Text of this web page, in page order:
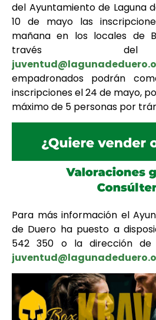
del Ayuntamiento de Laguna
10 de mayo las
mañana en los locales de
través
empadronados podrán
inscripciones el 24 de mayo,
máximo de 5 personas por
Para más información el
de Duero ha puesto a
542 350 o la dirección de